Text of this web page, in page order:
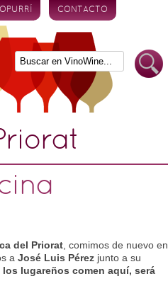
CONTACTO
del Priorat, comimos de nuevo en
a José Luis Pérezjunto a su
los lugareños comen aquí, será